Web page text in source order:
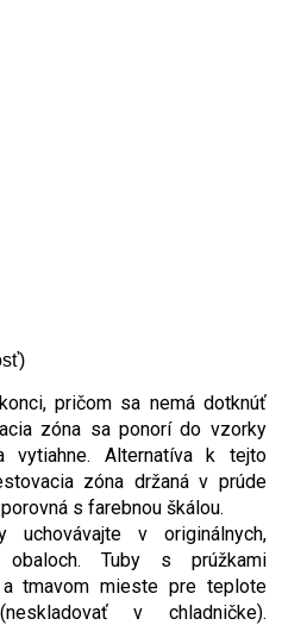
pričom sa nemá dotknúť
zóna sa ponorí do vzorky
vytiahne. Alternatíva k tejto
zóna držaná v prúde
s farebnou škálou.
uchovávajte v originálnych,
obaloch. Tuby s prúžkami
tmavom mieste pre teplote
v chladničke).